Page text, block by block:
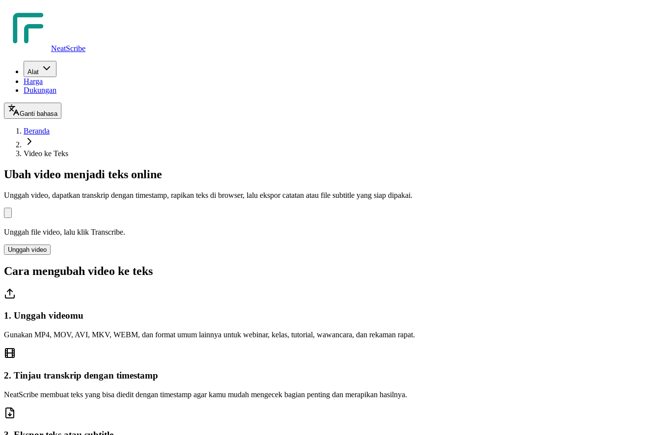
NeatScribe
Alat
Harga
Dukungan
Ganti bahasa
Beranda
Video ke Teks
Ubah video menjadi teks online
Unggah video, dapatkan transkrip dengan timestamp, rapikan teks di browser, lalu ekspor catatan atau file subtitle yang siap dipakai.
Unggah file video, lalu klik Transcribe.
Unggah video
Cara mengubah video ke teks
1. Unggah videomu
Gunakan MP4, MOV, AVI, MKV, WEBM, dan format umum lainnya untuk webinar, kelas, tutorial, wawancara, dan rekaman rapat.
2. Tinjau transkrip dengan timestamp
NeatScribe membuat teks yang bisa diedit dengan timestamp agar kamu mudah mengecek bagian penting dan merapikan hasilnya.